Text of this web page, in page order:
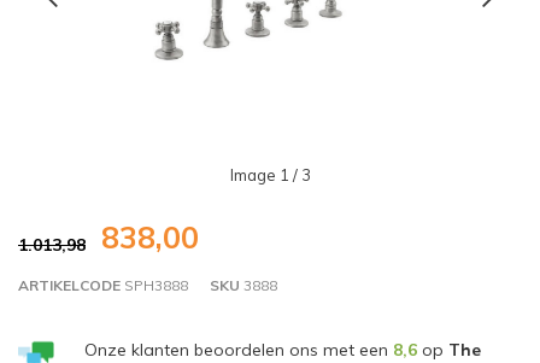
Image 1 / 3
1.013,98 838,00
ARTIKELCODE SPH3888 SKU 3888
Onze klanten beoordelen ons met een 8,6op The